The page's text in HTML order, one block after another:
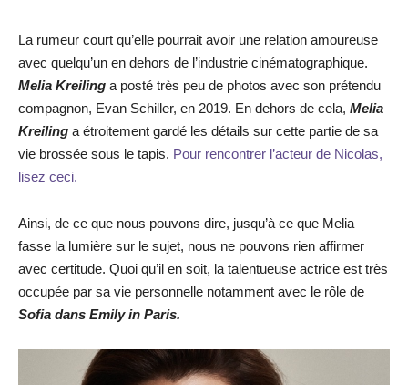
La rumeur court qu’elle pourrait avoir une relation amoureuse
avec quelqu’un en dehors de l’industrie cinématographique.
Melia Kreiling a posté très peu de photos avec son prétendu
compagnon, Evan Schiller, en 2019. En dehors de cela, Melia
Kreiling a étroitement gardé les détails sur cette partie de sa
vie brossée sous le tapis. Pour rencontrer l’acteur de Nicolas,
lisez ceci.
Ainsi, de ce que nous pouvons dire, jusqu’à ce que Melia
fasse la lumière sur le sujet, nous ne pouvons rien affirmer
avec certitude. Quoi qu’il en soit, la talentueuse actrice est très
occupée par sa vie personnelle notamment avec le rôle de
Sofia dans Emily in Paris.